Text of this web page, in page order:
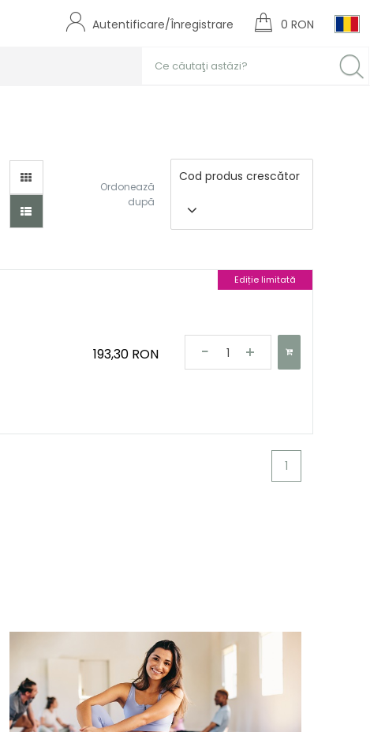
Autentificare/Înregistrare 0 RON
Ordonează
după
Cod produs crescător
Ediție limitată
193,30 RON
1